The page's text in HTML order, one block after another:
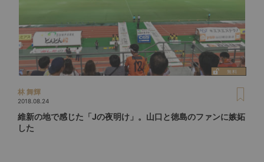
林 舞輝
2018.08.24
維新の地で感じた「Jの夜明け」。山口と徳島のファンに嫉妬
した